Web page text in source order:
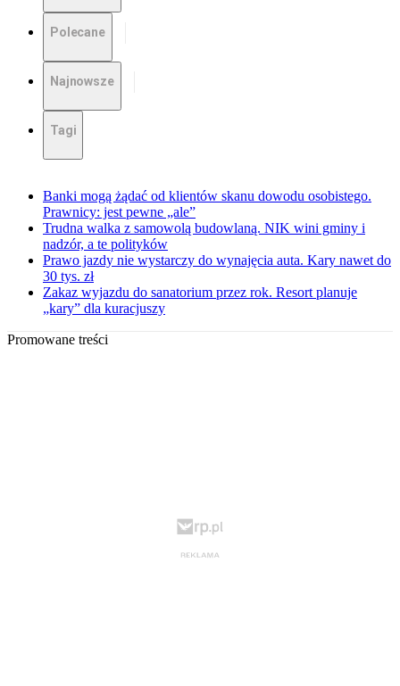
Polecane
Najnowsze
Tagi
Banki mogą żądać od klientów skanu dowodu osobistego.
Prawnicy: jest pewne „ale”
Trudna walka z samowolą budowlaną. NIK wini gminy i
nadzór, a te polityków
Prawo jazdy nie wystarczy do wynajęcia auta. Kary nawet do
30 tys. zł
Zakaz wyjazdu do sanatorium przez rok. Resort planuje
„kary” dla kuracjuszy
Promowane treści